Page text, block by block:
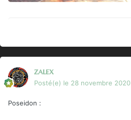
zalex
Posté(e) le 28 novembre 2020
Poseidon :